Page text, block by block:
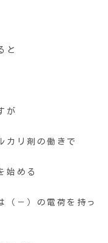
と
が
カリ剤の働きで
始める
（－）の電荷を持っ